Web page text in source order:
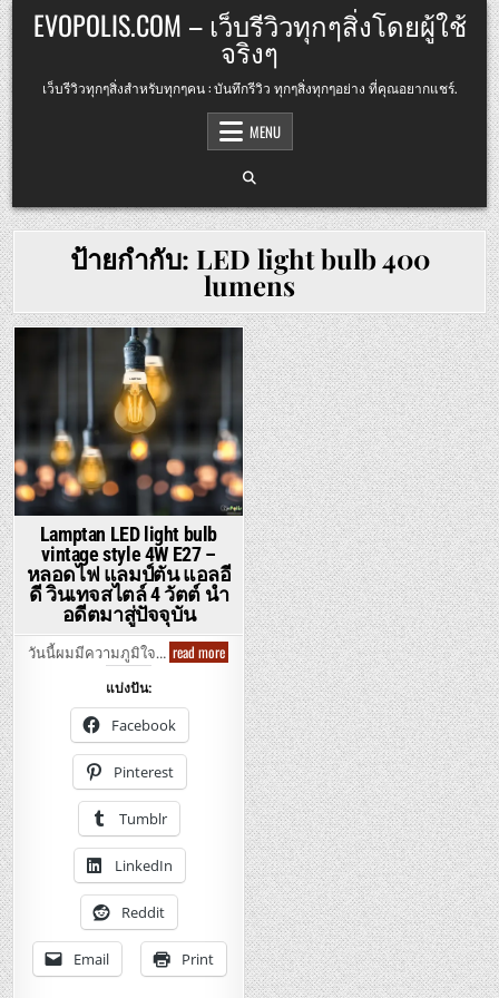
Skip
to
content
EVOPOLIS.COM – เว็บรีวิวทุกๆสิ่งโดยผู้ใช้
จริงๆ
เว็บรีวิวทุกๆสิ่งสำหรับทุกๆคน : บันทึกรีวิว ทุกๆสิ่งทุกๆอย่าง ที่คุณอยากแชร์.
MENU
ป้ายกำกับ: LED light bulb 400
lumens
Lamptan LED light bulb
vintage style 4W E27 –
หลอดไฟ แลมป์ตัน แอลอี
ดี วินเทจสไตล์ 4 วัตต์ นำ
อดีตมาสู่ปัจจุบัน
วันนี้ผมมีความภูมิใจ… read moreLamptan
LED
light
bulb
vintage
style
หลอด
แลมป์
เทจ
สไตล์
วัตต์
อดีต
มา
แบ่งปัน:
Facebook
Pinterest
Tumblr
LinkedIn
Reddit
Email Print